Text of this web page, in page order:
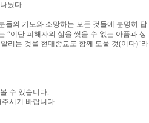
눴다.
들의 기도와 소망하는 모든 것들에 분명히 답
“이단 피해자의 삶을 씻을 수 없는 아픔과 상
리는 것을 현대종교도 함께 도울 것(이다)”라
수 있습니다.
시기 바랍니다.